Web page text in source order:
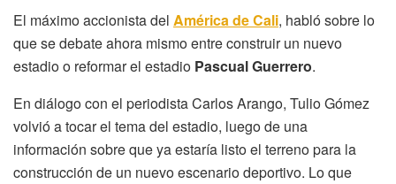
El máximo accionista del América de Cali, habló sobre lo
que se debate ahora mismo entre construir un nuevo
estadio o reformar el estadio Pascual Guerrero.
En diálogo con el periodista Carlos Arango, Tulio Gómez
volvió a tocar el tema del estadio, luego de una
información sobre que ya estaría listo el terreno para la
construcción de un nuevo escenario deportivo. Lo que